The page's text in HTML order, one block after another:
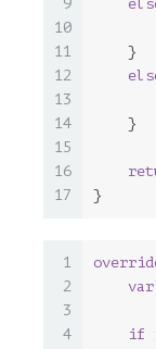
9
10
11
12
13
14
15
16
17
    }
    }
}
1
2
3
4
var
if